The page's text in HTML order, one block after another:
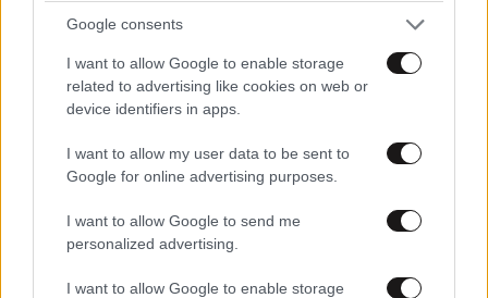
Google consents
I want to allow Google to enable storage
related to advertising like cookies on web or
device identifiers in apps.
I want to allow my user data to be sent to
Google for online advertising purposes.
I want to allow Google to send me
personalized advertising.
I want to allow Google to enable storage